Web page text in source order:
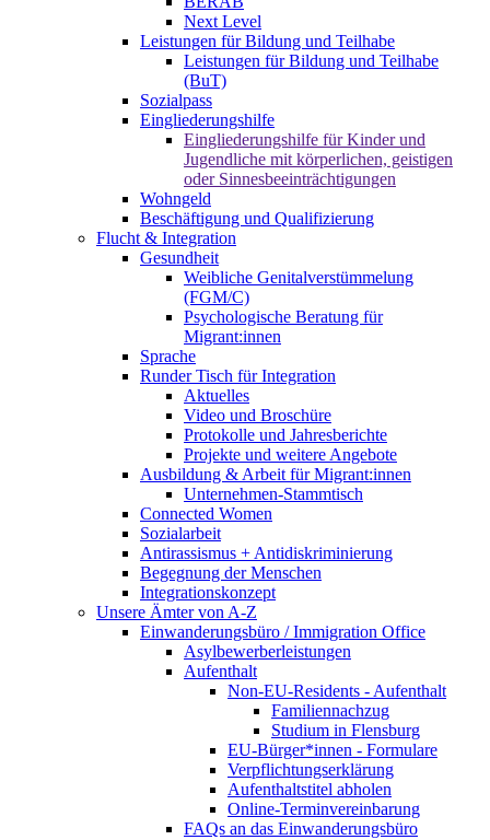
Next Level
Leistungen für Bildung und Teilhabe
Leistungen für Bildung und Teilhabe
(BuT)
Sozialpass
Eingliederungshilfe
Eingliederungshilfe für Kinder und
Jugendliche mit körperlichen, geistigen
oder Sinnesbeeinträchtigungen
Wohngeld
Beschäftigung und Qualifizierung
Flucht & Integration
Gesundheit
Weibliche Genitalverstümmelung
(FGM/C)
Psychologische Beratung für
Migrant:innen
Sprache
Runder Tisch für Integration
Aktuelles
Video und Broschüre
Protokolle und Jahresberichte
Projekte und weitere Angebote
Ausbildung & Arbeit für Migrant:innen
Unternehmen-Stammtisch
Connected Women
Sozialarbeit
Antirassismus + Antidiskriminierung
Begegnung der Menschen
Integrationskonzept
Unsere Ämter von A-Z
Einwanderungsbüro / Immigration Office
Asylbewerberleistungen
Aufenthalt
Non-EU-Residents - Aufenthalt
Familiennachzug
Studium in Flensburg
EU-Bürger*innen - Formulare
Verpflichtungserklärung
Aufenthaltstitel abholen
Online-Terminvereinbarung
FAQs an das Einwanderungsbüro